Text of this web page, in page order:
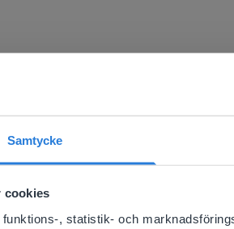
Samtycke
cookies
funktions-, statistik- och
verktyg att använda
This website
Based on your location, we